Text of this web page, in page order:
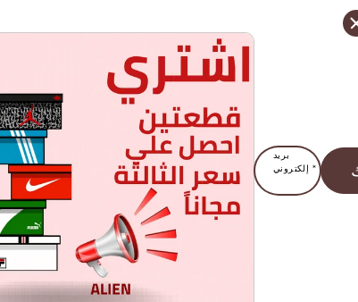
بريد
إلكتروني *